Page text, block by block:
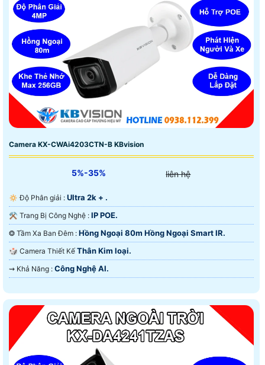
Camera KX-CWAi4203CTN-B KBvision
5%-35% liên hệ
🔅 Độ Phân giải : Ultra 2k + .
⚒ Trang Bị Công Nghệ : IP POE.
❂ Tầm Xa Ban Đêm : Hồng Ngoại 80m Hồng Ngoại Smart IR.
🎲 Camera Thiết Kế Thân Kim loại.
️⇝ Khả Năng : Công Nghệ AI.